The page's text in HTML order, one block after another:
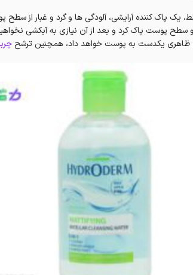
چرب و مختلط، یک پاک کننده آرایشی، آلودگی ها و گرد و
پوست پاک کرد و بعد از آن نیازی به آبکشی
ظاهری یکدست به پوست خواهد داد، همچنین ترشح